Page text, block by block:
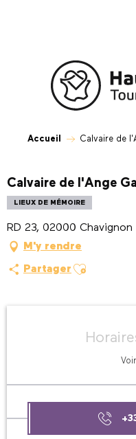
Accueil Calvaire de
Calvaire de l'Ange
LIEUX DE MÉMOIRE
RD 23, 02000 Chavignon
M'y rendre
Partager Ajouter aux